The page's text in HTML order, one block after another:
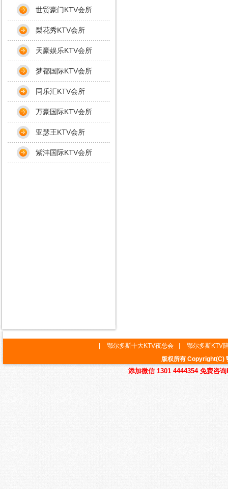
世贸豪门KTV会所
梨花秀KTV会所
天豪娱乐KTV会所
梦都国际KTV会所
同乐汇KTV会所
万豪国际KTV会所
亚瑟王KTV会所
紫沣国际KTV会所
鄂尔多斯十大KTV夜总会
鄂尔多斯KTV
版权所有 Copyright(C)
添加微信 1301 4444354 免费咨